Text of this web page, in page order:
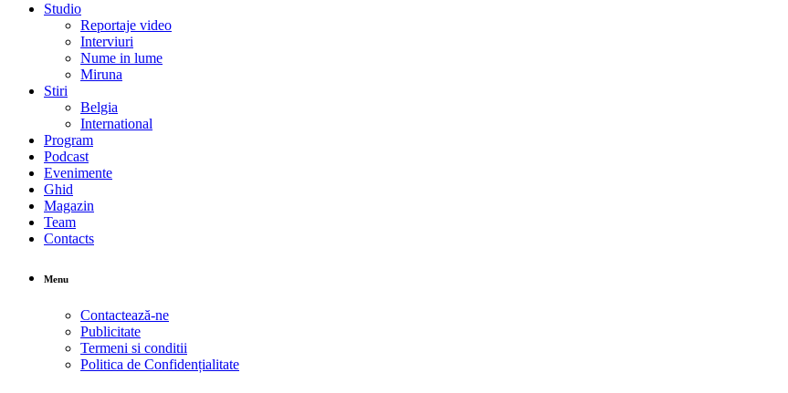
Studio
Reportaje video
Interviuri
Nume in lume
Miruna
Stiri
Belgia
International
Program
Podcast
Evenimente
Ghid
Magazin
Team
Contacts
Menu
Contactează-ne
Publicitate
Termeni si conditii
Politica de Confidențialitate